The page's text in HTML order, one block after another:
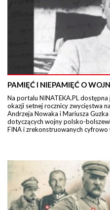
PAMIĘĆ I NIEPAMIĘĆ O
Na portalu NINATEKA.PL
okazji setnej rocznicy zwycięstwa
Andrzeja Nowaka i Mariusza
dotyczących wojny polsko-
FINA i zrekonstruowanych cyfrowo